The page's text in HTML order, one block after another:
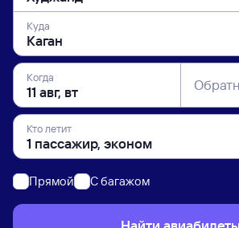
Куда
Когда
Кто летит
Прямой C багажом